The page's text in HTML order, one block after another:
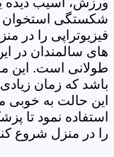
شکستگی استخوان
فیزیوتراپی را در
های سالمندان در
طولانی است. این
باشد که زمان
این حالت به خوبی
استفاده نمود تا
را در منزل شروع